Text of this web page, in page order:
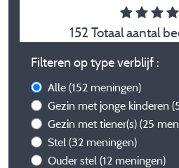
152 Totaal aantal
Filteren op type verblijf :
Alle (152 meningen)
Gezin met jonge kinderen
Gezin met tiener(s) (25
Stel (32 meningen)
Ouder stel (12 meningen)